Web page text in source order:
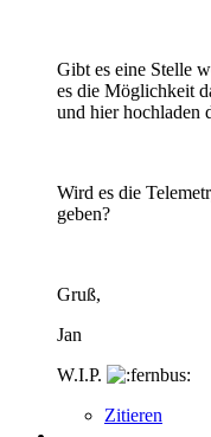
Gibt es eine Stelle
es die Möglichkeit
und hier hochladen
Wird es die
geben?
Gruß,
Jan
W.I.P.
Zitieren